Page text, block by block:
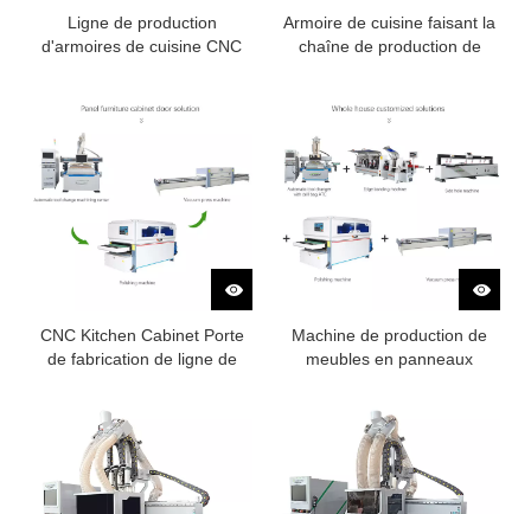
Ligne de production
d'armoires de cuisine CNC
Armoire de cuisine faisant la
chaîne de production de
CNC Kitchen Cabinet Porte
de fabrication de ligne de
Machine de production de
meubles en panneaux